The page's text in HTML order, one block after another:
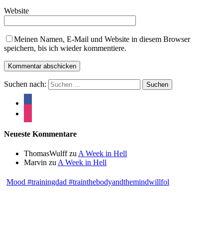
Website
Meinen Namen, E-Mail und Website in diesem Browser
speichern, bis ich wieder kommentiere.
Suchen nach:
Neueste Kommentare
ThomasWulffzu A Week in Hell
Marvin zu A Week in Hell
Mood #trainingdad #trainthebodyandthemindwillfol